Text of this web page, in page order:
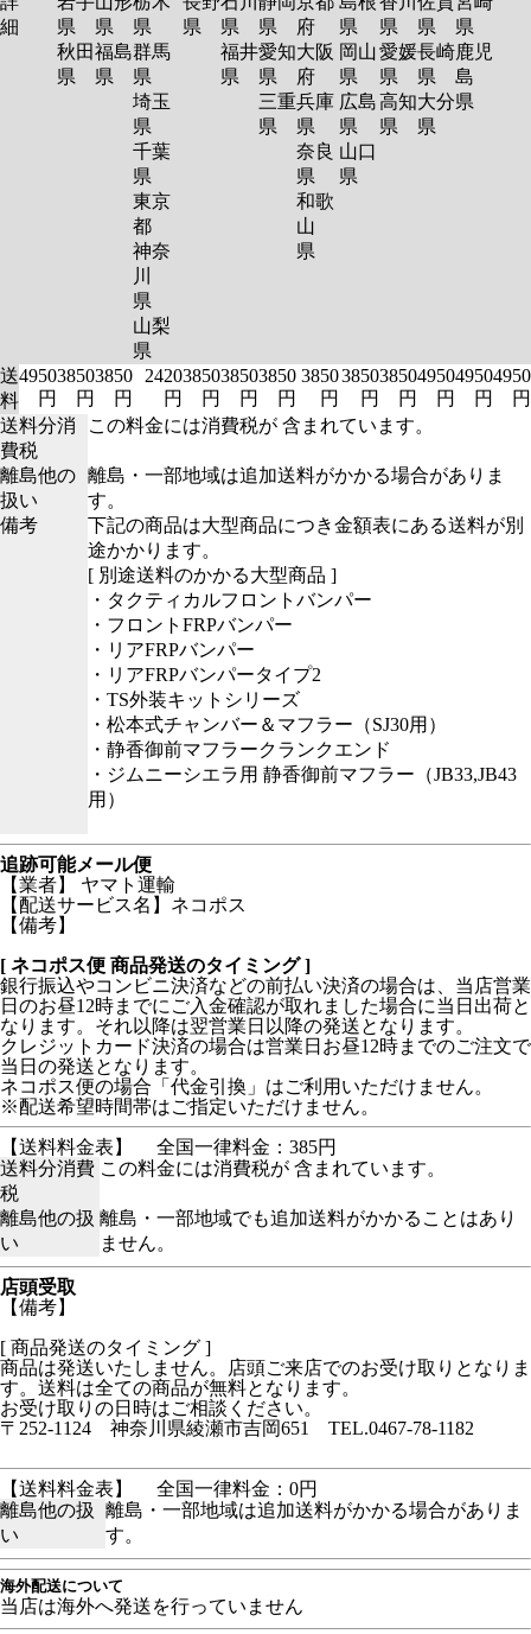
細
県
秋田
県
県
福島
県
県
群馬
県
埼玉
県
千葉
県
東京
都
神奈
川
県
山梨
県
県 県
福井
県
県
愛知
県
三重
県
府
大阪
府
兵庫
県
奈良
県
和歌
山
県
県
岡山
県
広島
県
山口
県
県
愛媛
県
高知
県
県
長崎
県
大分
県
県
鹿児
島
県
送
料
4950
円
3850
円
3850
円
2420
円
3850
円
3850
円
3850
円
3850
円
3850
円
3850
円
4950
円
4950
円
4950
円
送料分消
費税
この料金には消費税が 含まれています。
離島他の
扱い
離島・一部地域は追加送料がかかる場合がありま
す。
備考
下記の商品は大型商品につき金額表にある送料が別
途かかります。
[ 別途送料のかかる大型商品 ]
・タクティカルフロントバンパー
・フロントFRPバンパー
・リアFRPバンパー
・リアFRPバンパータイプ2
・TS外装キットシリーズ
・松本式チャンバー＆マフラー（SJ30用）
・静香御前マフラークランクエンド
・ジムニーシエラ用 静香御前マフラー（JB33,JB43
用）
追跡可能メール便
【業者】 ヤマト運輸
【配送サービス名】ネコポス
【備考】
[ ネコポス便 商品発送のタイミング ]
銀行振込やコンビニ決済などの前払い決済の場合は、当店営業
日のお昼12時までにご入金確認が取れました場合に当日出荷と
なります。それ以降は翌営業日以降の発送となります。
クレジットカード決済の場合は営業日お昼12時までのご注文で
当日の発送となります。
ネコポス便の場合「代金引換」はご利用いただけません。
※配送希望時間帯はご指定いただけません。
【送料料金表】
全国一律料金：385円
送料分消費
税
この料金には消費税が 含まれています。
離島他の扱
い
離島・一部地域でも追加送料がかかることはあり
ません。
店頭受取
【備考】
[ 商品発送のタイミング ]
商品は発送いたしません。店頭ご来店でのお受け取りとなりま
す。送料は全ての商品が無料となります。
お受け取りの日時はご相談ください。
〒252-1124 神奈川県綾瀬市吉岡651 TEL.0467-78-1182
【送料料金表】
全国一律料金：0円
離島他の扱
い
離島・一部地域は追加送料がかかる場合がありま
す。
海外配送について
当店は海外へ発送を行っていません